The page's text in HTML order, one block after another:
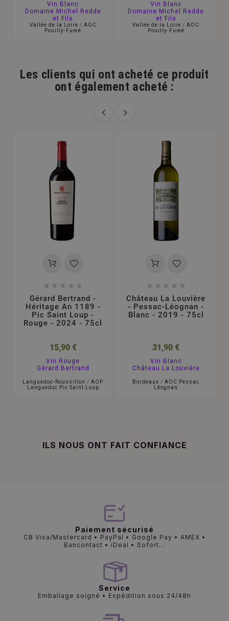
Vin Blanc
Domaine Michel Redde
et Fils
Vallée de la Loire / AOC
Pouilly-Fumé
Vin Blanc
Domaine Michel Redde
et Fils
Vallée de la Loire /AOC
Pouilly-Fumé
Les clients qui ont acheté ce produit
ont également acheté :
 
    
Gérard Bertrand -
Héritage An 1189 -
Pic Saint Loup -
Rouge - 2024 - 75cl
15,90 €
Vin Rouge
Gérard Bertrand
Languedoc-Roussillon /AOP
Languedoc Pic Saint Loup
    
Château La Louvière
- Pessac-Léognan -
Blanc - 2019 - 75cl
31,90 €
Vin Blanc
Château La Louvière
Bordeaux /AOC Pessac
Léognan
ILS NOUS ONT FAIT CONFIANCE
Paiement sécurisé
CB Visa/Mastercard • PayPal • Google Pay • AMEX •
Bancontact • iDeal • Sofort...
Service
Emballage soigné • Expédition sous 24/48h